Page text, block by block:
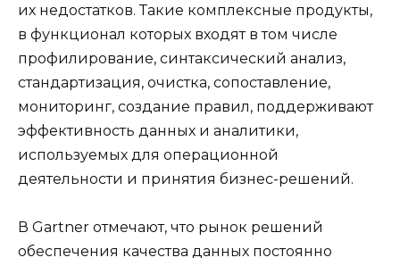
их недостатков. Такие комплексные продукты,
в функционал которых входят в том числе
профилирование, синтаксический анализ,
стандартизация, очистка, сопоставление,
мониторинг, создание правил, поддерживают
эффективность данных и аналитики,
используемых для операционной
деятельности и принятия бизнес-решений.
В Gartner отмечают, что рынок решений
обеспечения качества данных постоянно